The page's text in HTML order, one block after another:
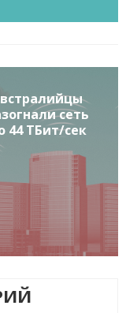
сеть
44 ТБит/сек